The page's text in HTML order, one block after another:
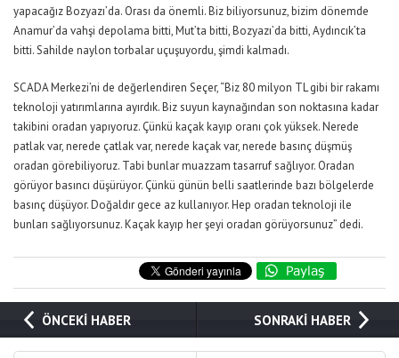
yapacağız Bozyazı’da. Orası da önemli. Biz biliyorsunuz, bizim dönemde
Anamur’da vahşi depolama bitti, Mut’ta bitti, Bozyazı’da bitti, Aydıncık’ta
bitti. Sahilde naylon torbalar uçuşuyordu, şimdi kalmadı.
SCADA Merkezi’ni de değerlendiren Seçer, “Biz 80 milyon TL gibi bir rakamı
teknoloji yatırımlarına ayırdık. Biz suyun kaynağından son noktasına kadar
takibini oradan yapıyoruz. Çünkü kaçak kayıp oranı çok yüksek. Nerede
patlak var, nerede çatlak var, nerede kaçak var, nerede basınç düşmüş
oradan görebiliyoruz. Tabi bunlar muazzam tasarruf sağlıyor. Oradan
görüyor basıncı düşürüyor. Çünkü günün belli saatlerinde bazı bölgelerde
basınç düşüyor. Doğaldır gece az kullanıyor. Hep oradan teknoloji ile
bunları sağlıyorsunuz. Kaçak kayıp her şeyi oradan görüyorsunuz” dedi.
ÖNCEKİ HABER SONRAKİ HABER